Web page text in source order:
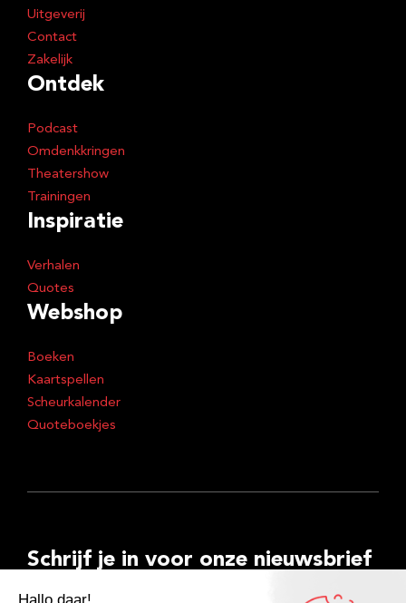
Uitgeverij
Contact
Zakelijk
Ontdek
Podcast
Omdenkkringen
Theatershow
Trainingen
Inspiratie
Verhalen
Quotes
Webshop
Boeken
Kaartspellen
Scheurkalender
Quoteboekjes
Schrijf je in voor onze nieuwsbrief